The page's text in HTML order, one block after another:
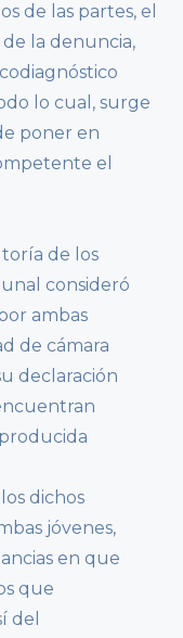
de las partes, el
la denuncia,
lo cual, surge
poner en
el
de los
consideró
ambas
de cámara
declaración
dichos
jóvenes,
en que
que
del